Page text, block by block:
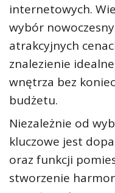
internetowych.
wybór
atrakcyjnych
znalezienie
wnętrza bez
budżetu.
Niezależnie od
kluczowe jest
oraz funkcji
stworzenie